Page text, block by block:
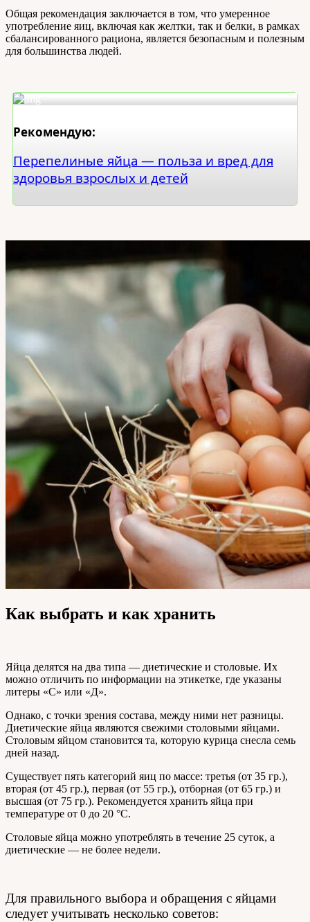
Общая рекомендация заключается в том, что умеренное
употребление яиц, включая как желтки, так и белки, в рамках
сбалансированного рациона, является безопасным и полезным
для большинства людей.
Рекомендую:
Перепелиные яйца — польза и вред для
здоровья взрослых и детей
Как выбрать и как хранить
Яйца делятся на два типа — диетические и столовые. Их
можно отличить по информации на этикетке, где указаны
литеры «С» или «Д».
Однако, с точки зрения состава, между ними нет разницы.
Диетические яйца являются свежими столовыми яйцами.
Столовым яйцом становится та, которую курица снесла семь
дней назад.
Существует пять категорий яиц по массе: третья (от 35 гр.),
вторая (от 45 гр.), первая (от 55 гр.), отборная (от 65 гр.) и
высшая (от 75 гр.). Рекомендуется хранить яйца при
температуре от 0 до 20 °C.
Столовые яйца можно употреблять в течение 25 суток, а
диетические — не более недели.
Для правильного выбора и обращения с яйцами
следует учитывать несколько советов: